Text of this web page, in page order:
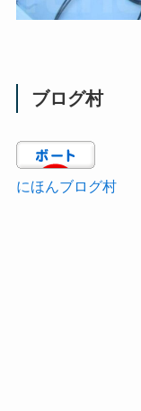
ブログ村
にほんブログ村